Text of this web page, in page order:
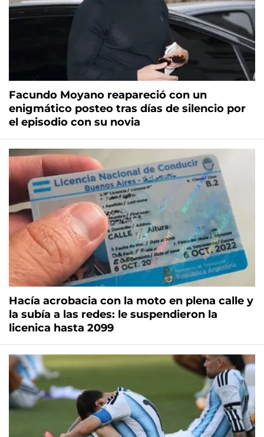
Facundo Moyano reapareció con un
enigmático posteo tras días de silencio por
el episodio con su novia
Hacía acrobacia con la moto en plena calle y
la subía a las redes: le suspendieron la
licenica hasta 2099